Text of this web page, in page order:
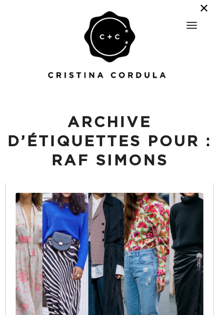
ARCHIVE
D’ÉTIQUETTES POUR :
RAF SIMONS